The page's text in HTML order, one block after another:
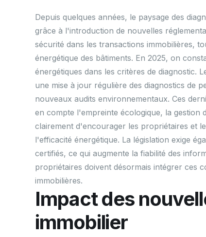
Depuis quelques années, le paysage des
grâce à l'introduction de nouvelles
sécurité dans les transactions immobilières,
énergétique des bâtiments. En 2025, on
énergétiques dans les critères de diagnostic.
une mise à jour régulière des diagnostics de
nouveaux audits environnementaux. Ces
en compte l'empreinte écologique, la gestion
clairement d'encourager les propriétaires et
l'efficacité énergétique. La législation exige
certifiés, ce qui augmente la fiabilité des
propriétaires doivent désormais intégrer ces
immobilières.
Impact des
immobilier